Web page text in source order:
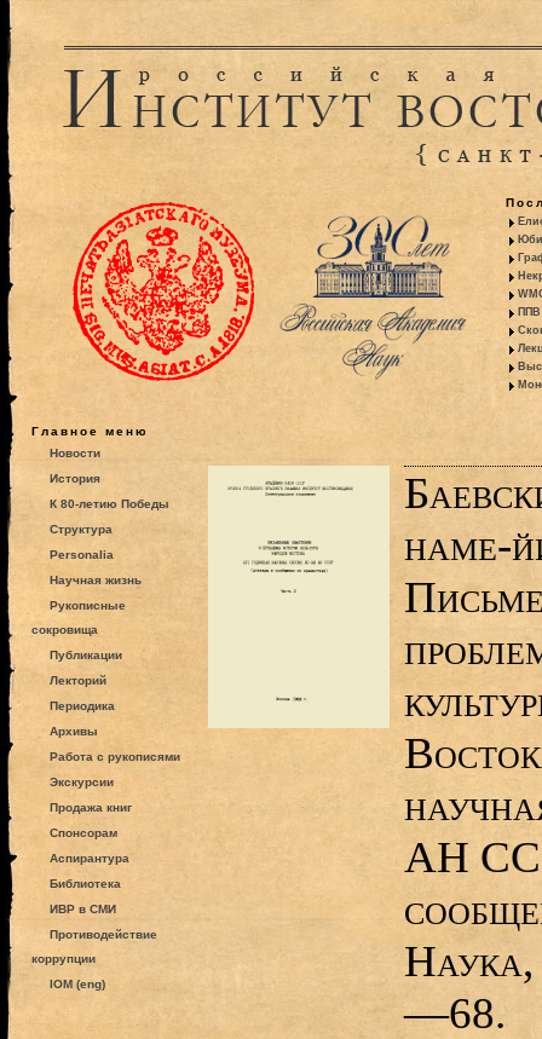
ППВ
Главное меню
Новости
История
К 80-летию Победы
Структура
Personalia
Научная жизнь
Рукописные
сокровища
Публикации
Лекторий
Периодика
Архивы
Работа с рукописями
Экскурсии
Продажа книг
Спонсорам
Аспирантура
Библиотека
ИВР в СМИ
Противодействие
коррупции
IOM (eng)
наме-
АН
—68.